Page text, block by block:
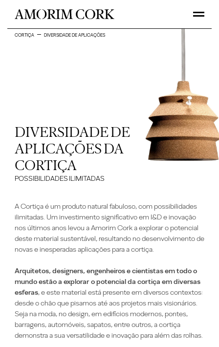
CORTIÇA DIVERSIDADE DE APLICAÇÕES
DIVERSIDADE DE
APLICAÇÕES DA
CORTIÇA
POSSIBILIDADES ILIMITADAS
A Cortiçaé um produto natural fabuloso, com possibilidades
ilimitadas. Um investimento significativo em I&D e inovação
nos últimos anos levou aAmorim Corka explorar o potencial
deste material sustentável,resultando no desenvolvimento de
novas e inesperadas aplicações para a cortiça.
Arquitetos, designers, engenheiros e cientistas em todo o
mundo estão a explorar o potencial da cortiça em diversas
esferas, e estematerial está presente em diversos contextos:
desde o chão que pisamos até aos projetos mais visionários.
Seja namoda, nodesign, emedifícios modernos,pontes,
barragens, automóveis, sapatos, entre outros, a cortiça
demonstra a sua versatilidade e inovação para além das rolhas.